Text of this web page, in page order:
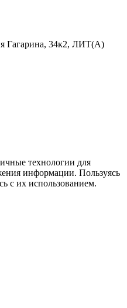
Гагарина, 34к2, ЛИТ(А)
технологии для
информации. Пользуясь
с их использованием.